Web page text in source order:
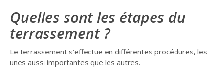
Quelles sont les étapes du
terrassement ?
Le terrassement s’effectue en différentes procédures, les
unes aussi importantes que les autres.